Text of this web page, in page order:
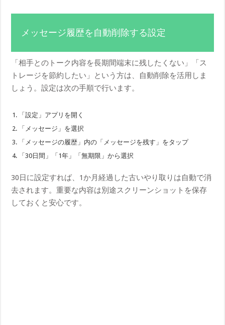
メッセージ履歴を自動削除する設定
「相手とのトーク内容を長期間端末に残したくない」「ス
トレージを節約したい」という方は、自動削除を活用しま
しょう。設定は次の手順で行います。
「設定」アプリを開く
「メッセージ」を選択
「メッセージの履歴」内の「メッセージを残す」をタップ
「30日間」「1年」「無期限」から選択
30日に設定すれば、1か月経過した古いやり取りは自動で消
去されます。重要な内容は別途スクリーンショットを保存
しておくと安心です。